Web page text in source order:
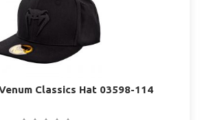
Classics Hat 03598-114